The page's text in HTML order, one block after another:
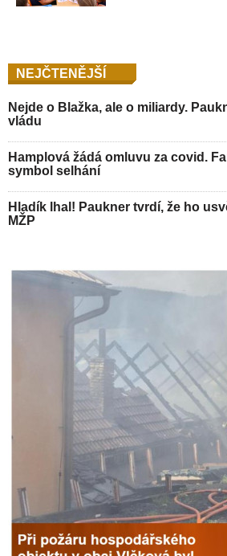
NEJČTENĚJŠÍ
Nejde o Blažka, ale o miliardy.
vládu
Hamplová žádá omluvu za covid.
symbol selhání
Hladík lhal! Paukner tvrdí, že ho
MŽP